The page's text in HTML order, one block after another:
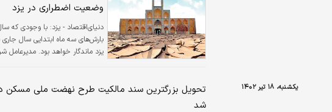
وضعیت اضطراری در یزد
دنیای‌اقتصاد - ‌یزد: با وجودی که
بارش‌های سه ماه ابتدایی سال
یزد ماندگار خواهد بود.
یکشنبه، ۱۸ تیر ۱۴۰۲
شد